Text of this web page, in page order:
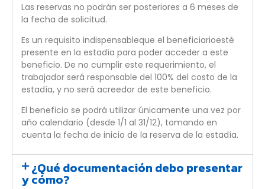
Las reservas no podrán ser posteriores a 6 meses de
la fecha de solicitud.
Es un requisito indispensableque el beneficiarioesté
presente en la estadía para poder acceder a este
beneficio. De no cumplir este requerimiento, el
trabajador será responsable del 100% del costo de la
estadía, y no será acreedor de este beneficio.
El beneficio se podrá utilizar únicamente una vez por
año calendario (desde 1/1 al 31/12), tomando en
cuenta la fecha de inicio de la reserva de la estadía.
¿Qué documentación debo presentar
y cómo?